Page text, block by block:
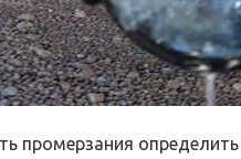
промерзания